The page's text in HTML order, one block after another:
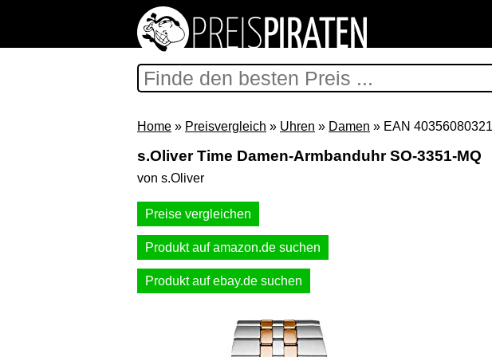
Home » Preisvergleich » Uhren » Damen » EAN
s.Oliver Time Damen-Armbanduhr SO-3351-MQ
von s.Oliver
Preise vergleichen
Produkt auf amazon.de suchen
Produkt auf ebay.de suchen